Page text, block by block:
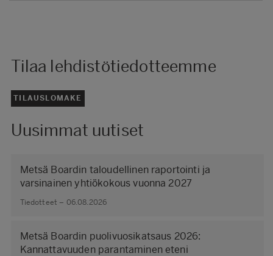
Tilaa lehdistötiedotteemme
TILAUSLOMAKE
Uusimmat uutiset
Metsä Boardin taloudellinen raportointi ja
varsinainen yhtiökokous vuonna 2027
Tiedotteet – 06.08.2026
Metsä Boardin puolivuosikatsaus 2026:
Kannattavuuden parantaminen eteni